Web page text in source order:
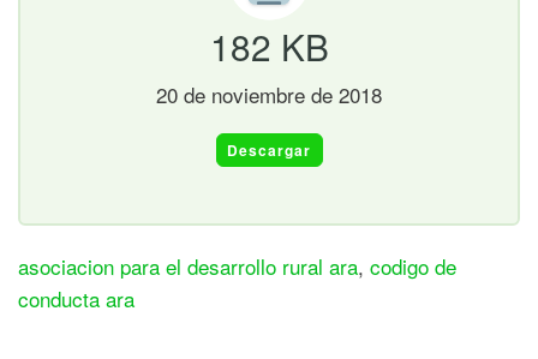
182 KB
20 de noviembre de 2018
Descargar
asociacion para el desarrollo rural ara, codigo de
conducta ara